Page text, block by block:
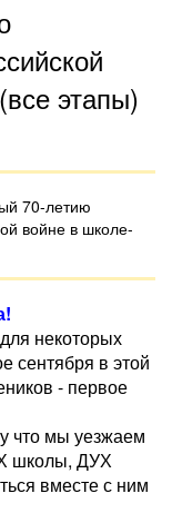
этапы)
70-летию
войне в школе-
некоторых
сентября в этой
- первое
что мы уезжаем
школы, ДУХ
вместе с ним